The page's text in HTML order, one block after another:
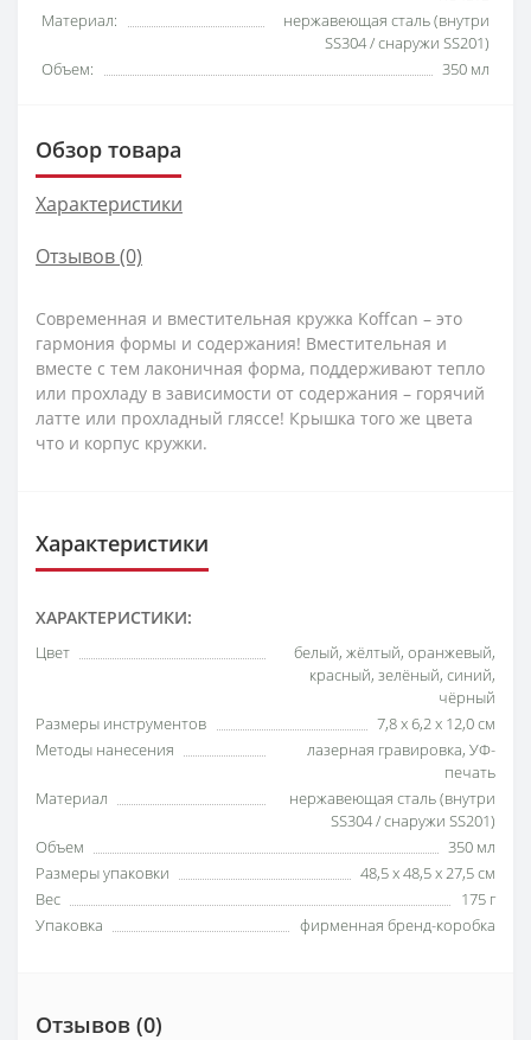
Материал:
нержавеющая сталь (внутри
SS304 / снаружи SS201)
Объем:
350 мл
Обзор товара
Характеристики
Отзывов (0)
Современная и вместительная кружка Koffcan – это
гармония формы и содержания! Вместительная и
вместе с тем лаконичная форма, поддерживают тепло
или прохладу в зависимости от содержания – горячий
латте или прохладный гляссе! Крышка того же цвета
что и корпус кружки.
Характеристики
ХАРАКТЕРИСТИКИ:
Цвет
белый, жёлтый, оранжевый,
красный, зелёный, синий,
чёрный
Размеры инструментов
7,8 x 6,2 x 12,0 см
Методы нанесения
лазерная гравировка, УФ-
печать
Материал
нержавеющая сталь (внутри
SS304 / снаружи SS201)
Объем
350 мл
Размеры упаковки
48,5 x 48,5 x 27,5 см
Вес
175 г
Упаковка
фирменная бренд-коробка
Отзывов (0)